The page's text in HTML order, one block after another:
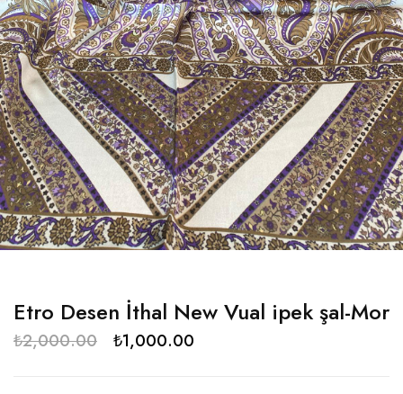
Etro Desen İthal New Vual ipek şal-Mor
₺2,000.00 ₺1,000.00